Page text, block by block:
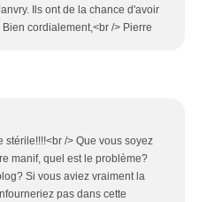
Ils ont de la chance d'avoir
cordialement,<br /> Pierre
stérile!!!!<br /> Que vous soyez
manif, quel est le problème?
Si vous aviez vraiment la
pas dans cette